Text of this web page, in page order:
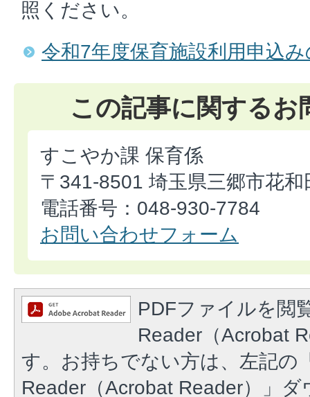
照ください。
令和7年度保育施設利用申込
この記事に関するお
すこやか課 保育係
〒341-8501 埼玉県三郷市花
電話番号：048-930-7784
お問い合わせフォーム
PDFファイルを閲
Reader（Acrobat
す。お持ちでない方は、左記の
Reader（Acrobat Reader）」